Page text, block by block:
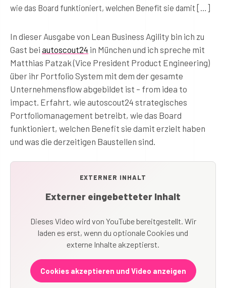
wie das Board funktioniert, welchen Benefit sie damit […]
In dieser Ausgabe von Lean Business Agility bin ich zu
Gast bei autoscout24 in München und ich spreche mit
Matthias Patzak (Vice President Product Engineering)
über ihr Portfolio System mit dem der gesamte
Unternehmensflow abgebildet ist – from idea to
impact. Erfahrt, wie autoscout24 strategisches
Portfoliomanagement betreibt, wie das Board
funktioniert, welchen Benefit sie damit erzielt haben
und was die derzeitigen Baustellen sind.
EXTERNER INHALT
Externer eingebetteter Inhalt
Dieses Video wird von YouTube bereitgestellt. Wir
laden es erst, wenn du optionale Cookies und
externe Inhalte akzeptierst.
Cookies akzeptieren und Video anzeigen